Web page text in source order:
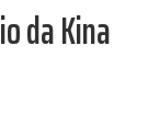
da Kina